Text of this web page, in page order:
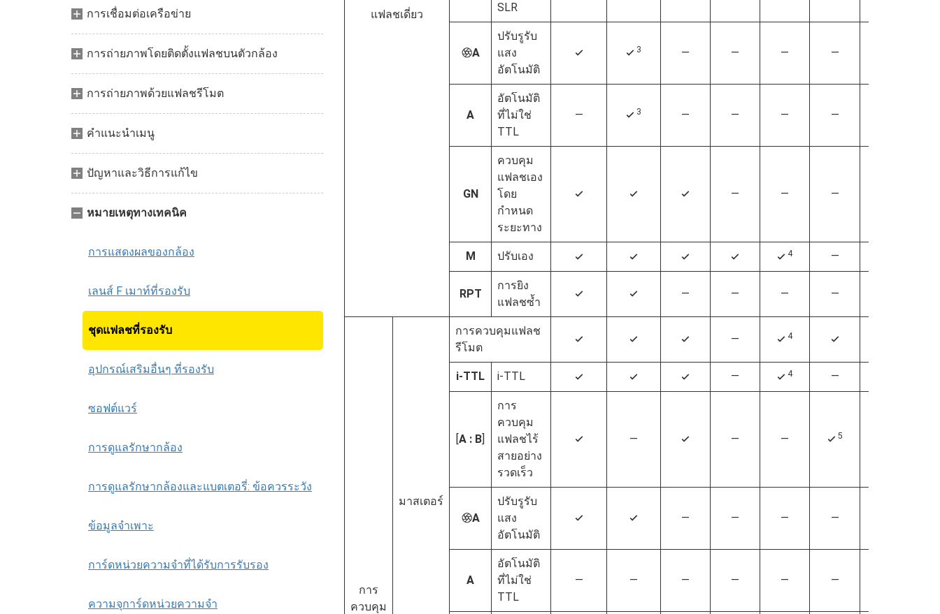
การเชื่อมต่อเครือข่าย
การถ่ายภาพโดยติดตั้งแฟลชบนตัวกล้อง
การถ่ายภาพด้วยแฟลชรีโมต
คำแนะนำเมนู
ปัญหาและวิธีการแก้ไข
หมายเหตุทางเทคนิค
การแสดงผลของกล้อง
เลนส์ F เมาท์ที่รองรับ
ชุดแฟลชที่รองรับ
อุปกรณ์เสริมอื่นๆ ที่รองรับ
ซอฟต์แวร์
การดูแลรักษากล้อง
การดูแลรักษากล้องและแบตเตอรี่: ข้อควรระวัง
ข้อมูลจำเพาะ
การ์ดหน่วยความจำที่ได้รับการรับรอง
ความจุการ์ดหน่วยความจำ
แฟลชเดี่ยว
SLR
qA
ปรับรูรับ
แสง
อัตโนมัติ
4 4 3 — — — —
A
อัตโนมัติ
ที่ไม่ใช่
TTL
— 4 3 — — — —
GN
ควบคุม
แฟลชเอง
โดย
กำหนด
ระยะทาง
4 4 4 — — —
M ปรับเอง 4 4 4 4 4 4 —
RPT
การยิง
แฟลชซ้ำ
4 4 — — — —
การ
ควบคุม
มาสเตอร์
การควบคุมแฟลช
รีโมต
4 4 4 — 4 4 4
i‑TTL i‑TTL 4 4 4 — 4 4 —
[A : B]
การ
ควบคุม
แฟลชไร้
สายอย่าง
รวดเร็ว
4 — 4 — — 4 5
qA
ปรับรูรับ
แสง
อัตโนมัติ
4 4 — — — —
A
อัตโนมัติ
ที่ไม่ใช่
TTL
— — — — — —